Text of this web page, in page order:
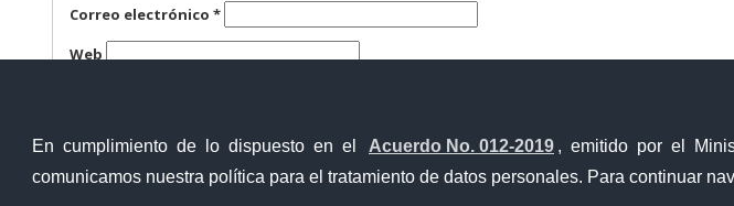
En cumplimiento de lo dispuesto en el Acuerdo No. 012-2019 , emitido por el
comunicamos nuestra política para el tratamiento de datos personales. Para continuar
Correo electrónico*
Web